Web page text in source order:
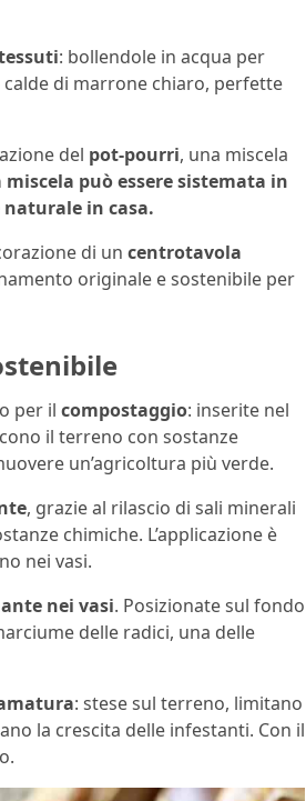
: bollendole in acqua per
di marrone chiaro, perfette
del pot-pourri, una miscela
miscela può essere sistemata in
in casa.
di un centrotavola
originale e sostenibile per
per il compostaggio: inserite nel
il terreno con sostanze
un’agricoltura più verde.
, grazie al rilascio di sali minerali
chimiche. L’applicazione è
nei vasi.
nei vasi. Posizionate sul fondo
delle radici, una delle
: stese sul terreno, limitano
la crescita delle infestanti. Con il